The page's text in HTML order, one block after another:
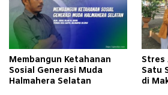
Membangun Ketahanan
Sosial Generasi Muda
Halmahera Selatan
Stres
Satu
di